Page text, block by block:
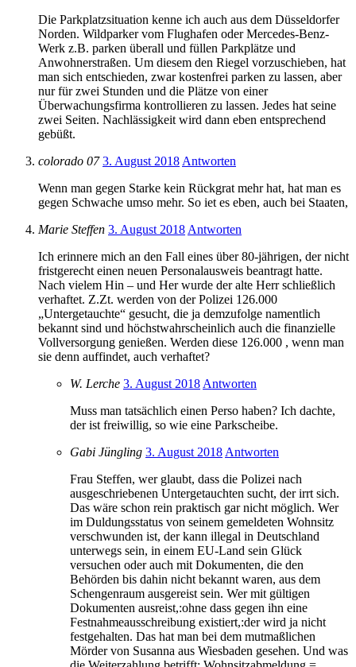
Die Parkplatzsituation kenne ich auch aus dem Düsseldorfer
Norden. Wildparker vom Flughafen oder Mercedes-Benz-
Werk z.B. parken überall und füllen Parkplätze und
Anwohnerstraßen. Um diesem den Riegel vorzuschieben, hat
man sich entschieden, zwar kostenfrei parken zu lassen, aber
nur für zwei Stunden und die Plätze von einer
Überwachungsfirma kontrollieren zu lassen. Jedes hat seine
zwei Seiten. Nachlässigkeit wird dann eben entsprechend
gebüßt.
colorado 07 3. August 2018 Antworten
Wenn man gegen Starke kein Rückgrat mehr hat, hat man es
gegen Schwache umso mehr. So iet es eben, auch bei Staaten,
Marie Steffen 3. August 2018 Antworten
Ich erinnere mich an den Fall eines über 80-jährigen, der nicht
fristgerecht einen neuen Personalausweis beantragt hatte.
Nach vielem Hin – und Her wurde der alte Herr schließlich
verhaftet. Z.Zt. werden von der Polizei 126.000
„Untergetauchte“ gesucht, die ja demzufolge namentlich
bekannt sind und höchstwahrscheinlich auch die finanzielle
Vollversorgung genießen. Werden diese 126.000 , wenn man
sie denn auffindet, auch verhaftet?
W. Lerche 3. August 2018 Antworten
Muss man tatsächlich einen Perso haben? Ich dachte,
der ist freiwillig, so wie eine Parkscheibe.
Gabi Jüngling 3. August 2018 Antworten
Frau Steffen, wer glaubt, dass die Polizei nach
ausgeschriebenen Untergetauchten sucht, der irrt sich.
Das wäre schon rein praktisch gar nicht möglich. Wer
im Duldungsstatus von seinem gemeldeten Wohnsitz
verschwunden ist, der kann illegal in Deutschland
unterwegs sein, in einem EU-Land sein Glück
versuchen oder auch mit Dokumenten, die den
Behörden bis dahin nicht bekannt waren, aus dem
Schengenraum ausgereist sein. Wer mit gültigen
Dokumenten ausreist,:ohne dass gegen ihn eine
Festnahmeausschreibung existiert,:der wird ja nicht
festgehalten. Das hat man bei dem mutmaßlichen
Mörder von Susanna aus Wiesbaden gesehen. Und was